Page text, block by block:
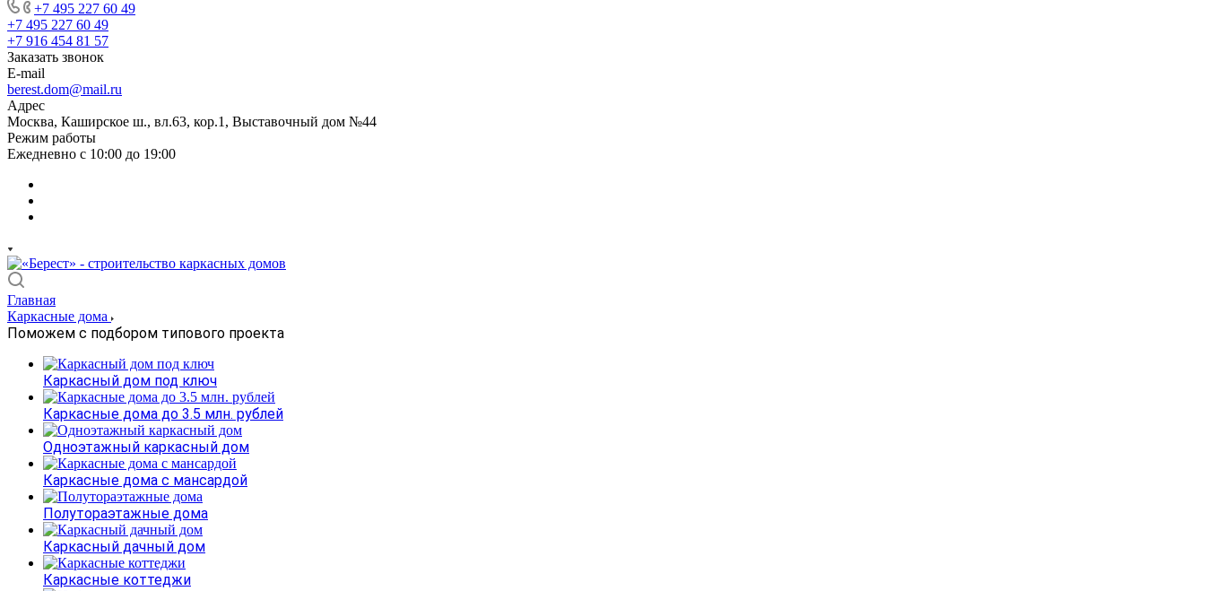
+7 495 227 60 49
+7 495 227 60 49
+7 916 454 81 57
Заказать звонок
E-mail
berest.dom@mail.ru
Адрес
Москва, Каширское ш., вл.63, кор.1, Выставочный дом №44
Режим работы
Ежедневно с 10:00 до 19:00
Главная
Каркасные дома
Поможем с подбором типового проекта
Каркасный дом под ключ
Каркасные дома до 3.5 млн. рублей
Одноэтажный каркасный дом
Каркасные дома с мансардой
Полутораэтажные дома
Каркасный дачный дом
Каркасные коттеджи